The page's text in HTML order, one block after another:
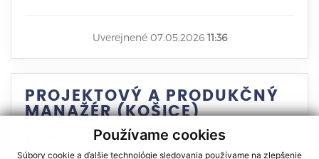
Používame cookies
Súbory cookie a ďalšie technológie sledovania používame na zlepšenie
Uverejnené 07.05.2026 11:36
PROJEKTOVÝ A PRODUKČNÝ
MANAŽÉR (KOŠICE)